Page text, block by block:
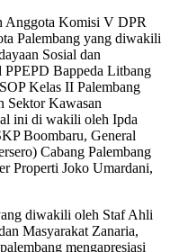
Anggota Komisi V DPR
Palembang yang diwakili
Sosial dan
Bappeda Litbang
Kelas II Palembang
Sektor Kawasan
ini di wakili oleh Ipda
Boombaru, General
Cabang Palembang
Properti Joko Umardani,
diwakili oleh Staf Ahli
Masyarakat Zanaria,
mengapresiasi